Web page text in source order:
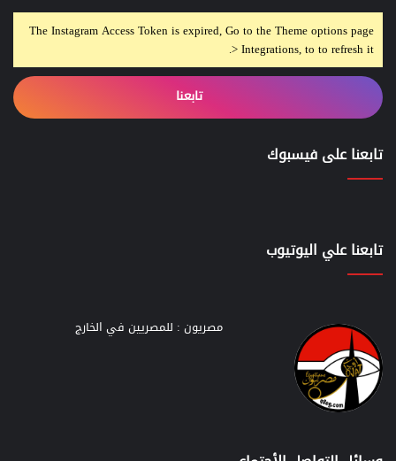
The Instagram Access Token is expired, Go to the Theme options page
> Integrations, to to refresh it.
تابعنا
تابعنا على فيسبوك
تابعنا علي اليوتيوب
مصريون : للمصريين في الخارج